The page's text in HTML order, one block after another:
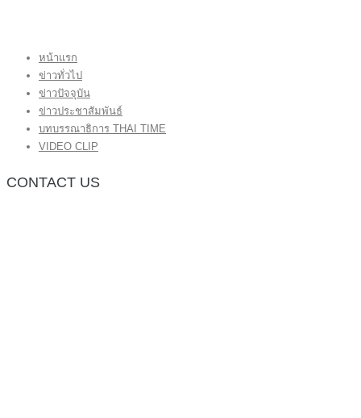
หน้าแรก
ข่าวทั่วไป
ข่าวปัจจุบัน
ข่าวประชาสัมพันธ์
บทบรรณาธิการ THAI TIME
VIDEO CLIP
CONTACT US